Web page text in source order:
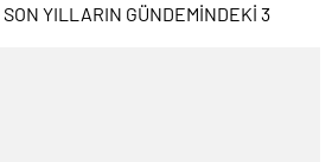
YILLARIN GÜNDEMİNDEKİ 3